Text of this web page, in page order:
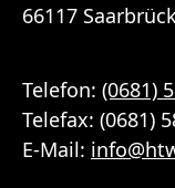
66117
Telefon: (0681)
Telefax: (0681)
E-Mail: info@